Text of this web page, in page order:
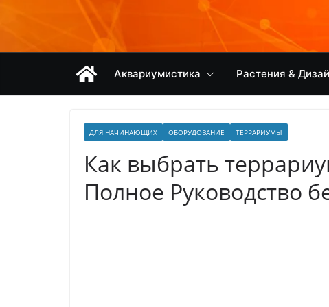
Аквариумистика Растения &
ДЛЯ НАЧИНАЮЩИХ ОБОРУДОВАНИЕ ТЕРРАРИУМЫ
Как выбрать
Полное Руководство